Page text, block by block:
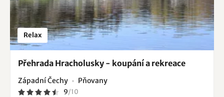
Relax
Přehrada Hracholusky - koupání a rekreace
Západní Čechy Pňovany
9/10